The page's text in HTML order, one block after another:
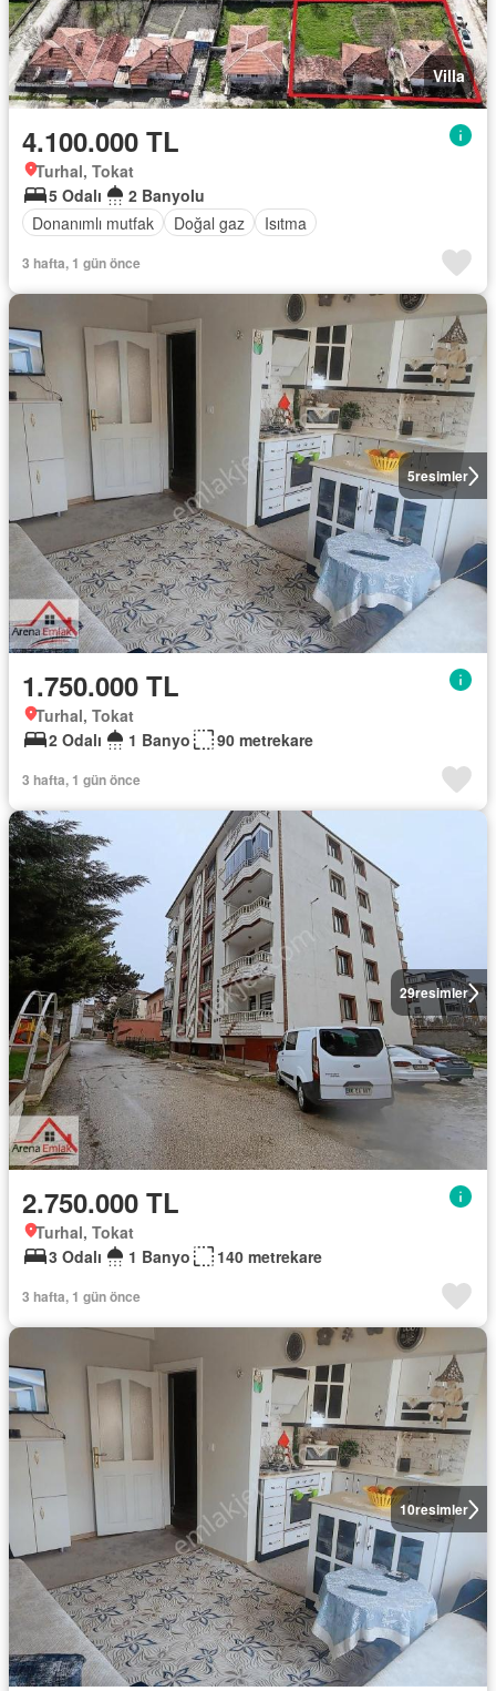
Villa
4.100.000 TL
Turhal, Tokat
5 Odalı
2 Banyolu
Donanımlı mutfak
Doğal gaz Isıtma
3 hafta, 1 gün önce
5resimler
1.750.000 TL
Turhal, Tokat
2 Odalı
1 Banyo 90 metrekare
3 hafta, 1 gün önce
29resimler
2.750.000 TL
Turhal, Tokat
3 Odalı
1 Banyo 140 metrekare
3 hafta, 1 gün önce
10resimler